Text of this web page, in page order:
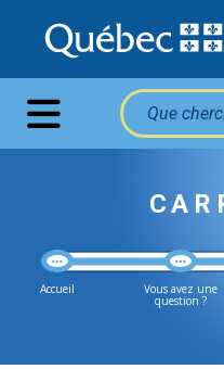
Accueil Vous avez une
question ?